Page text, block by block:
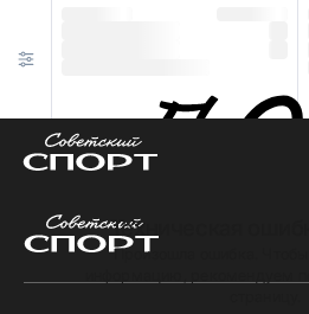
Техническая
Произошла ошибка.